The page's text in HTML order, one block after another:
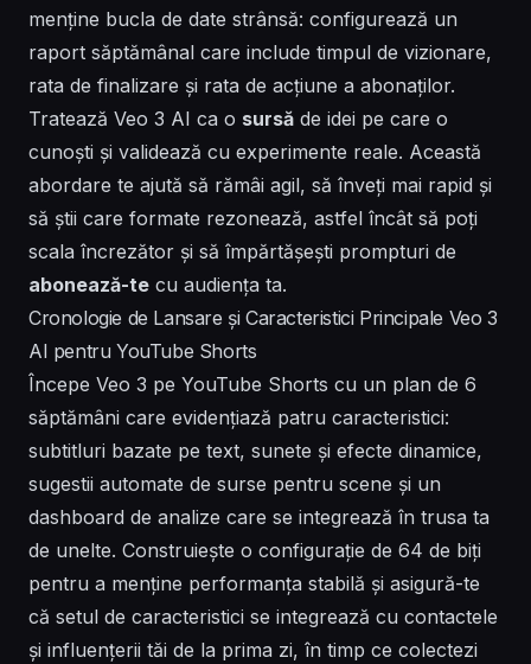
menține bucla de date strânsă: configurează un
raport săptămânal care include timpul de vizionare,
rata de finalizare și rata de acțiune a abonaților.
Tratează Veo 3 AI ca o sursă de idei pe care o
cunoști și validează cu experimente reale. Această
abordare te ajută să rămâi agil, să înveți mai rapid și
să știi care formate rezonează, astfel încât să poți
scala încrezător și să împărtășești prompturi de
abonează-te cu audiența ta.
Cronologie de Lansare și Caracteristici Principale Veo 3
AI pentru YouTube Shorts
Începe Veo 3 pe YouTube Shorts cu un plan de 6
săptămâni care evidențiază patru caracteristici:
subtitluri bazate pe text, sunete și efecte dinamice,
sugestii automate de surse pentru scene și un
dashboard de analize care se integrează în trusa ta
de unelte. Construiește o configurație de 64 de biți
pentru a menține performanța stabilă și asigură-te
că setul de caracteristici se integrează cu contactele
și influențerii tăi de la prima zi, în timp ce colectezi